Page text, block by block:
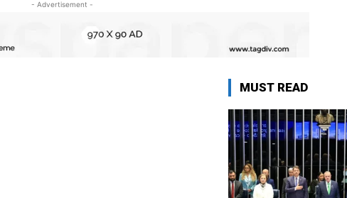
- Advertisement -
MUST READ